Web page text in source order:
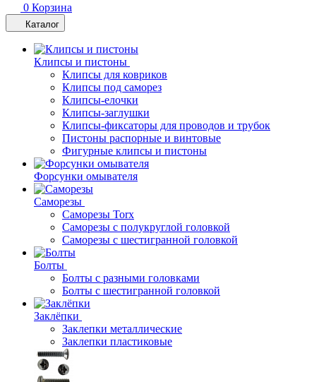
0 Корзина
Каталог
Клипсы и пистоны
Клипсы для ковриков
Клипсы под саморез
Клипсы-елочки
Клипсы-заглушки
Клипсы-фиксаторы для проводов и трубок
Пистоны распорные и винтовые
Фигурные клипсы и пистоны
Форсунки омывателя
Саморезы
Саморезы Torx
Саморезы с полукруглой головкой
Саморезы с шестигранной головкой
Болты
Болты с разными головками
Болты с шестигранной головкой
Заклёпки
Заклепки металлические
Заклепки пластиковые